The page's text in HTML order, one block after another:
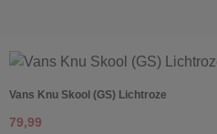
Vans Knu Skool (GS) Lichtroze
79,99